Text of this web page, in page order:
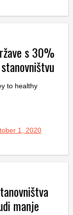
s 30%
to healthy
1, 2020
manje